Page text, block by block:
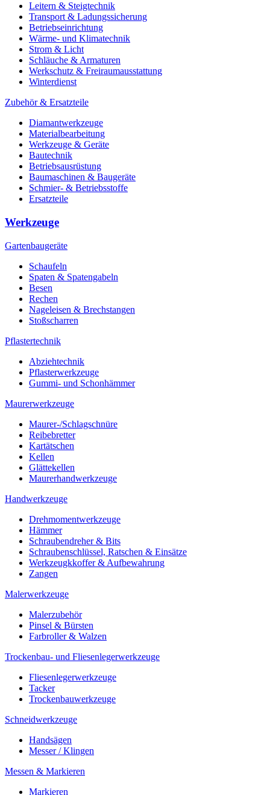
Leitern & Steigtechnik
Transport & Ladungssicherung
Betriebseinrichtung
Wärme- und Klimatechnik
Strom & Licht
Schläuche & Armaturen
Werkschutz & Freiraumausstattung
Winterdienst
Zubehör & Ersatzteile
Diamantwerkzeuge
Materialbearbeitung
Werkzeuge & Geräte
Bautechnik
Betriebsausrüstung
Baumaschinen & Baugeräte
Schmier- & Betriebsstoffe
Ersatzteile
Werkzeuge
Gartenbaugeräte
Schaufeln
Spaten & Spatengabeln
Besen
Rechen
Nageleisen & Brechstangen
Stoßscharren
Pflastertechnik
Abziehtechnik
Pflasterwerkzeuge
Gummi- und Schonhämmer
Maurerwerkzeuge
Maurer-/Schlagschnüre
Reibebretter
Kartätschen
Kellen
Glättekellen
Maurerhandwerkzeuge
Handwerkzeuge
Drehmomentwerkzeuge
Hämmer
Schraubendreher & Bits
Schraubenschlüssel, Ratschen & Einsätze
Werkzeugkkoffer & Aufbewahrung
Zangen
Malerwerkzeuge
Malerzubehör
Pinsel & Bürsten
Farbroller & Walzen
Trockenbau- und Fliesenlegerwerkzeuge
Fliesenlegerwerkzeuge
Tacker
Trockenbauwerkzeuge
Schneidwerkzeuge
Handsägen
Messer / Klingen
Messen & Markieren
Markieren